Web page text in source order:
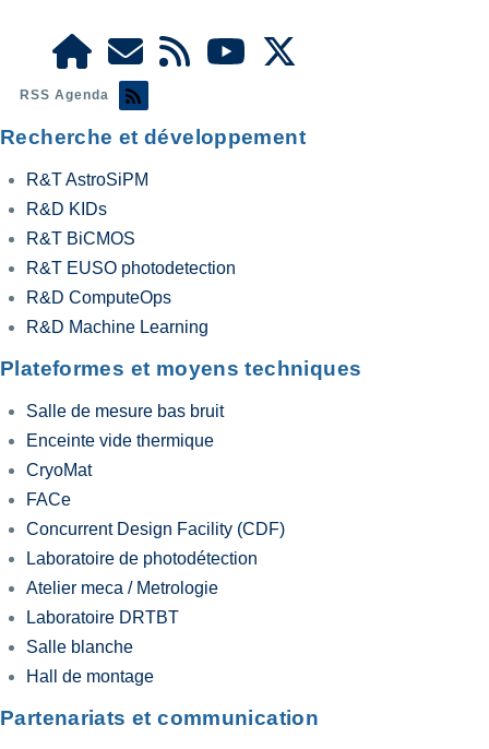
RSS Agenda
Recherche et développement
R&T AstroSiPM
R&D KIDs
R&T BiCMOS
R&T EUSO photodetection
R&D ComputeOps
R&D Machine Learning
Plateformes et moyens techniques
Salle de mesure bas bruit
Enceinte vide thermique
CryoMat
FACe
Concurrent Design Facility (CDF)
Laboratoire de photodétection
Atelier meca / Metrologie
Laboratoire DRTBT
Salle blanche
Hall de montage
Partenariats et communication